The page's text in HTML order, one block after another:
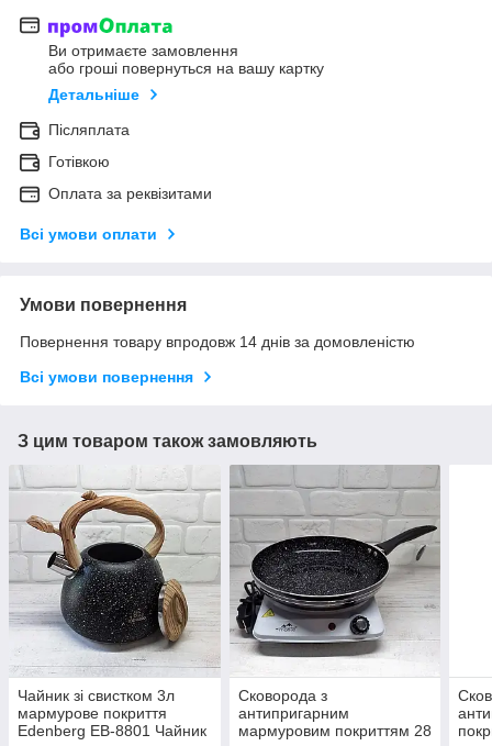
Ви отримаєте замовлення
або гроші повернуться на вашу картку
Детальніше
Післяплата
Готівкою
Оплата за реквізитами
Всі умови оплати
Умови повернення
Повернення товару впродовж 14 днів за домовленістю
Всі умови повернення
З цим товаром також замовляють
Чайник зі свистком 3л
мармурове покриття
Edenberg EB-8801 Чайник
Сковорода з
антипригарним
мармуровим покриттям 28